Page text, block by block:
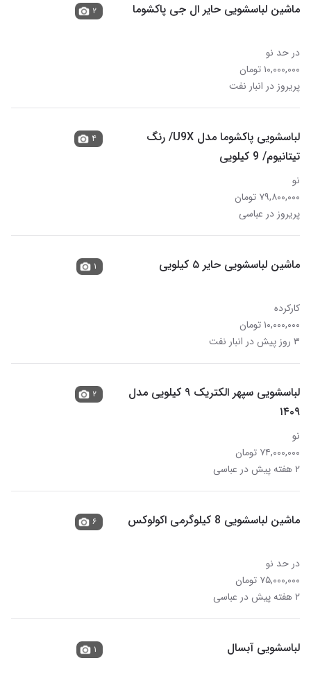
ماشین لباسشویی حایر ال جی پاکشوما
در حد نو
۱۰,۰۰۰,۰۰۰ تومان
پریروز در انبار نفت
۲
لباسشویی پاکشوما مدل U9X/ رنگ
تیتانیوم/ 9 کیلویی
نو
۷۹,۸۰۰,۰۰۰ تومان
پریروز در عباسی
۴
ماشین لباسشویی حایر ۵ کیلویی
کارکرده
۱۰,۰۰۰,۰۰۰ تومان
۳ روز پیش در انبار نفت
۱
لباسشویی سپهر الکتریک ۹ کیلویی مدل
۱۴۰۹
نو
۷۴,۰۰۰,۰۰۰ تومان
۲ هفته پیش در عباسی
۲
ماشین لباسشویی 8 کیلوگرمی اکولوکس
در حد نو
۷۵,۰۰۰,۰۰۰ تومان
۲ هفته پیش در عباسی
۶
لباسشویی آبسال ۱